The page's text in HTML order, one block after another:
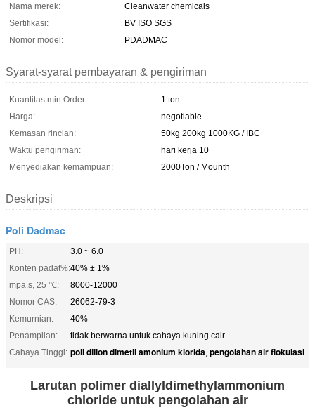
Nama merek:
Cleanwater chemicals
Sertifikasi:
BV ISO SGS
Nomor model:
PDADMAC
Syarat-syarat pembayaran & pengiriman
Kuantitas min Order:
1 ton
Harga:
negotiable
Kemasan rincian:
50kg 200kg 1000KG / IBC
Waktu pengiriman:
hari kerja 10
Menyediakan kemampuan:
2000Ton / Mounth
Deskripsi
Poli Dadmac
PH:
3.0 ~ 6.0
Konten padat%:40% ± 1%
mpa.s, 25 ℃:
8000-12000
Nomor CAS:
26062-79-3
Kemurnian:
40%
Penampilan:
tidak berwarna untuk cahaya kuning cair
Cahaya Tinggi: poli diilon dimetil amonium klorida, pengolahan air flokulasi
Larutan polimer diallyldimethylammonium
chloride untuk pengolahan air